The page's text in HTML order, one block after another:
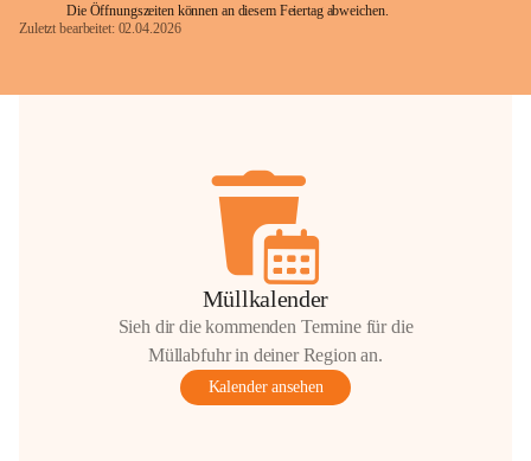
Die Öffnungszeiten können an diesem Feiertag abweichen.
Zuletzt bearbeitet: 02.04.2026
Müllkalender
Sieh dir die kommenden Termine für die
Müllabfuhr in deiner Region an.
Kalender ansehen